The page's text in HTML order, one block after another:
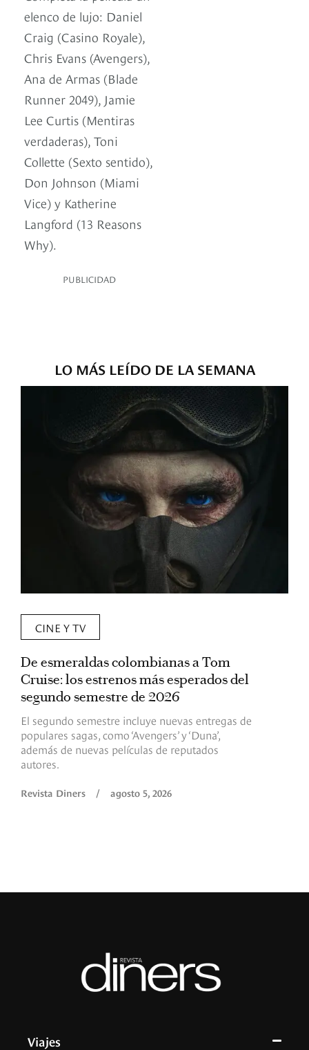
elenco de lujo: Daniel
Craig (Casino Royale),
Chris Evans (Avengers),
Ana de Armas (Blade
Runner 2049), Jamie
Lee Curtis (Mentiras
verdaderas), Toni
Collette (Sexto sentido),
Don Johnson (Miami
Vice) y Katherine
Langford (13 Reasons
Why).
PUBLICIDAD
LO MÁS LEÍDO DE LA SEMANA
CINE Y TV
De esmeraldas colombianas a Tom
Cruise: los estrenos más esperados del
segundo semestre de 2026
El segundo semestre incluye nuevas entregas de
populares sagas, como ‘Avengers’ y ‘Duna’,
además de nuevas películas de reputados
autores.
Revista Diners / agosto 5, 2026
Viajes